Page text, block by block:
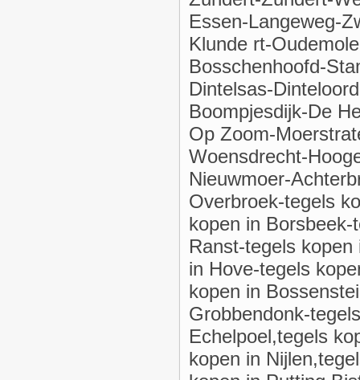
Essen-Langeweg-
Klunde rt-
Bosschenhoofd-
Dintelsas-
Boompjesdijk-De
Op Zoom-
Woensdrecht-
Nieuwmoer-
Overbroek-tegels
kopen in
Ranst-tegels
in Hove-tegels
kopen in
Grobbendonk-
Echelpoel,tegels
kopen in